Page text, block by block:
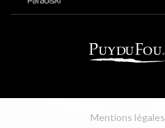
Mentions légales